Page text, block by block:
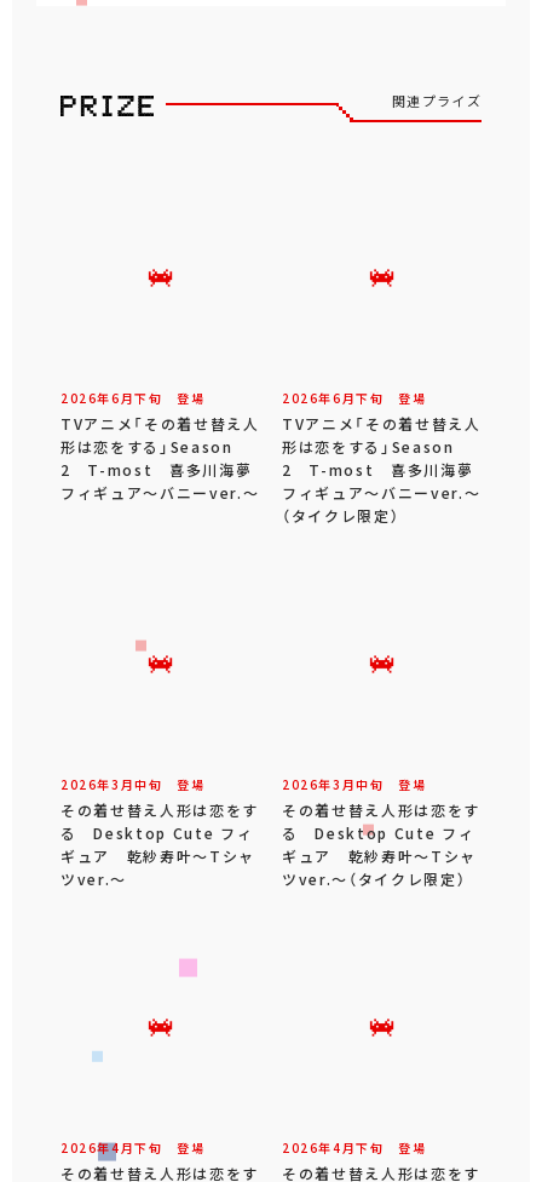
関連プライズ
2026年6 月下旬 登場
TVアニメ「その着せ替え人
形は恋をする」Season
2 T-most 喜多川海夢
フィギュア～バニーver.～
2026年6 月下旬 登場
TVアニメ「その着せ替え人
形は恋をする」Season
2 T-most 喜多川海夢
フィギュア～バニーver.～
（タイクレ限定）
2026年3 月中旬 登場
その着せ替え人形は恋をす
る Desktop Cute フィ
ギュア 乾紗寿叶～Tシャ
ツver.～
2026年3 月中旬 登場
その着せ替え人形は恋をす
る Desktop Cute フィ
ギュア 乾紗寿叶～Tシャ
ツver.～（タイクレ限定）
2026年4 月下旬 登場
その着せ替え人形は恋をす
2026年4 月下旬 登場
その着せ替え人形は恋をす